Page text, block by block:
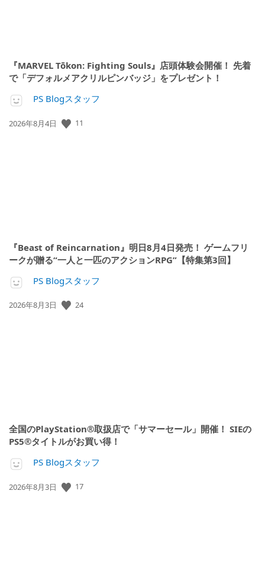
『MARVEL Tōkon: Fighting Souls』店頭体験会開催！ 先着
で「デフォルメアクリルピンバッジ」をプレゼント！
PS Blogスタッフ
公
2026年8月4日 11
『Beast of Reincarnation』明日8月4日発売！ ゲームフリ
ークが贈る“一人と一匹のアクションRPG”【特集第3回】
PS Blogスタッフ
公
2026年8月3日 24
全国のPlayStation®取扱店で「サマーセール」開催！ SIEの
PS5®タイトルがお買い得！
PS Blogスタッフ
公
2026年8月3日 17